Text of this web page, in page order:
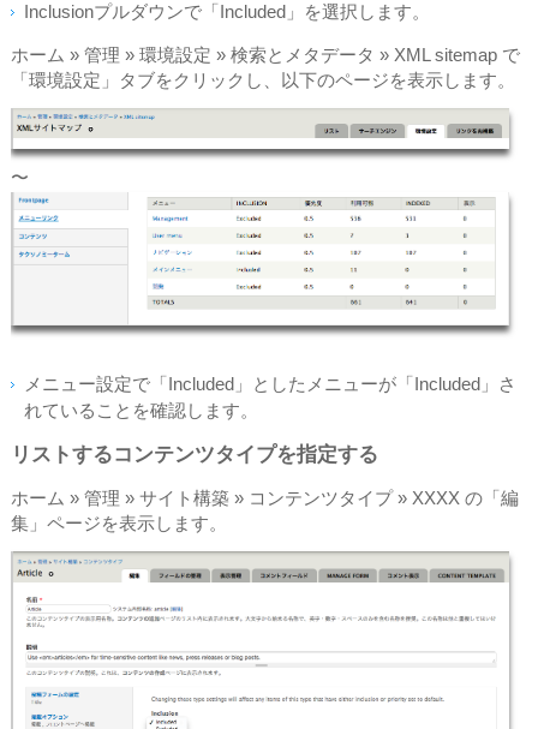
Inclusionプルダウンで「Included」を選択します。
ホーム » 管理 » 環境設定 » 検索とメタデータ » XML sitemap で
「環境設定」タブをクリックし、以下のページを表示します。
〜
メニュー設定で「Included」としたメニューが「Included」さ
れていることを確認します。
リストするコンテンツタイプを指定する
ホーム » 管理 » サイト構築 » コンテンツタイプ » XXXX の「編
集」ページを表示します。